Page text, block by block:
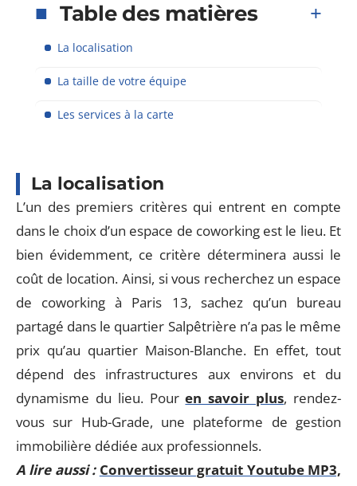
Table des matières
La localisation
La taille de votre équipe
Les services à la carte
La localisation
L’un des premiers critères qui entrent en compte
dans le choix d’un espace de coworking est le lieu. Et
bien évidemment, ce critère déterminera aussi le
coût de location. Ainsi, si vous recherchez un espace
de coworking à Paris 13, sachez qu’un bureau
partagé dans le quartier Salpêtrière n’a pas le même
prix qu’au quartier Maison-Blanche. En effet, tout
dépend des infrastructures aux environs et du
dynamisme du lieu. Pouren savoir plus, rendez-
vous sur Hub-Grade, une plateforme de gestion
immobilière dédiée aux professionnels.
A lire aussi : Convertisseur gratuit Youtube MP3,